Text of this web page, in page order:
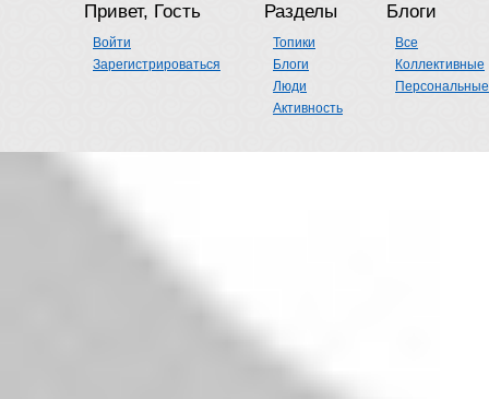
Привет, Гость
Войти
Зарегистрироваться
Разделы
Топики
Блоги
Люди
Активность
Блоги
Все
Коллективные
Персональные